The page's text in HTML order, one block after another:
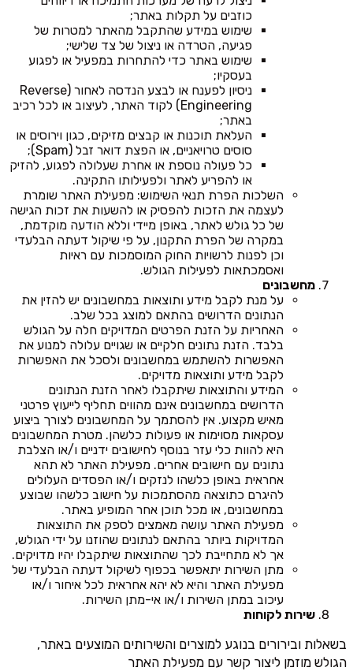
כוזבים על תקלות באתר;
שימוש במידע שהתקבל מהאתר למטרות של
פגיעה, הטרדה או ניצול של צד שלישי;
שימוש באתר כדי להתחרות במפעיל או לפגוע
בעסקיו;
ניסיון לפענח או לבצע הנדסה לאחור (Reverse
Engineering) לקוד האתר, לעיצוב או לכל רכיב
באתר;
העלאת תוכנות או קבצים מזיקים, כגון וירוסים או
סוסים טרויאניים, או הפצת דואר זבל (Spam);
כל פעולה נוספת או אחרת שעלולה לפגוע, להזיק
או להפריע לאתר ולפעילותו התקינה.
השלכות הפרת תנאי השימוש: מפעילת האתר שומרת
לעצמה את הזכות להפסיק או להשעות את זכות הגישה
של כל גולש לאתר, באופן מיידי וללא הודעה מוקדמת,
במקרה של הפרת התקנון, על פי שיקול דעתה הבלעדי
וכן לפנות לרשויות החוק המוסמכות עם ראיות
ואסמכתאות לפעילות הגולש.
מחשבונים
על מנת לקבל מידע ותוצאות במחשבונים יש להזין את
הנתונים הדרושים בהתאם למוצג בכל שלב.
האחריות על הזנת הפרטים המדויקים חלה על הגולש
בלבד. הזנת נתונים חלקיים או שגויים עלולה למנוע את
האפשרות להשתמש במחשבונים ולסכל את האפשרות
לקבל מידע ותוצאות מדויקים.
המידע והתוצאות שיתקבלו לאחר הזנת הנתונים
הדרושים במחשבונים אינם מהווים תחליף לייעוץ פרטני
מאיש מקצוע. אין להסתמך על המחשבונים לצורך ביצוע
עסקאות מסוימות או פעולות כלשהן. מטרת המחשבונים
היא להוות כלי עזר בנוסף לחישובים ידניים ו/או הצלבת
נתונים עם חישובים אחרים. מפעילת האתר לא תהא
אחראית באופן כלשהו לנזקים ו/או הפסדים העלולים
להיגרם כתוצאה מהסתמכות על חישוב כלשהו שבוצע
במחשבונים, או מכל תוכן אחר המופיע באתר.
מפעילת האתר עושה מאמצים לספק את התוצאות
המדויקות ביותר בהתאם לנתונים שהוזנו על ידי הגולש,
אך לא מתחייבת לכך שהתוצאות שיתקבלו יהיו מדויקים.
מתן השירות יתאפשר בכפוף לשיקול דעתה הבלעדי של
מפעילת האתר והיא לא יהא אחראית לכל איחור ו/או
עיכוב במתן השירות ו/או אי-מתן השירות.
שירות לקוחות
בשאלות ובירורים בנוגע למוצרים והשירותים המוצעים באתר,
הגולש מוזמן ליצור קשר עם מפעילת האתר